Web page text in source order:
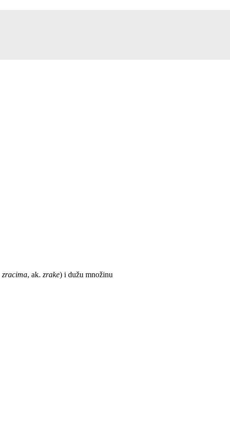
zracima, ak. zrake) i dužu množinu